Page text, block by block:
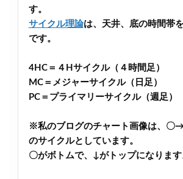
す。
サイクル理論は、天井、底の時間帯
です。
4HC＝４Hサイクル（４時間足）
MC＝メジャーサイクル（日足）
PC＝プライマリーサイクル（週足）
※私のブログのチャート画像は、
のサイクルとしています。
〇がボトムで、↓がトップになります